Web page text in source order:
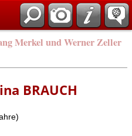
Merkel und Werner Zeller
BRAUCH